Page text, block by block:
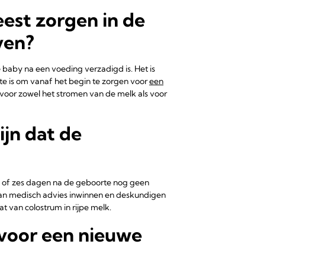
zorgen in de
na een voeding verzadigd is. Het is
is om vanaf het begin te zorgen vooreen
zowel het stromen van de melk als voor
dat de
zes dagen na de geboorte nog geen
medisch advies inwinnen en deskundigen
van colostrum in rijpe melk.
een nieuwe